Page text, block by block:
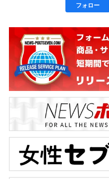
フォロー